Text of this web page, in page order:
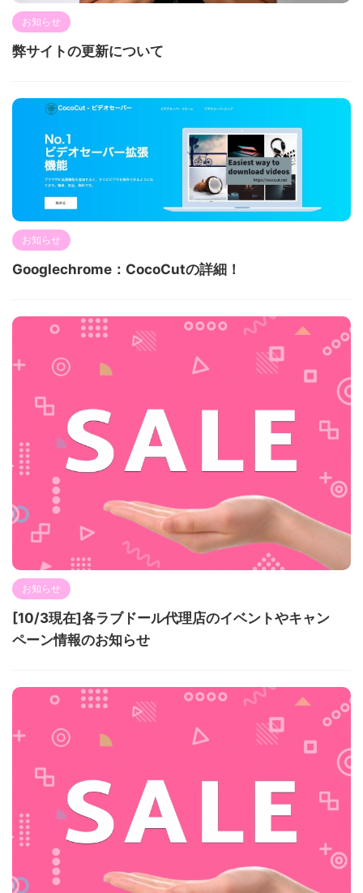
お知らせ
弊サイトの更新について
お知らせ
Googlechrome：CocoCutの詳細！
お知らせ
[10/3現在]各ラブドール代理店のイベントやキャン
ペーン情報のお知らせ